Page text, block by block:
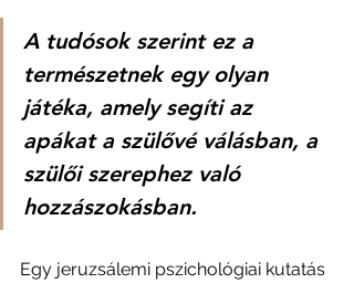
A tudósok szerint ez a
természetnek egy olyan
játéka, amely segíti az
apákat a szülővé válásban, a
szülői szerephez való
hozzászokásban.
Egy jeruzsálemi pszichológiai kutatás